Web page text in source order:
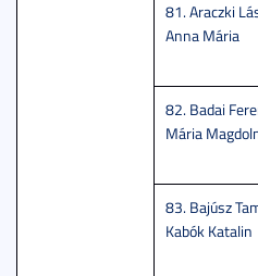
81. Araczki
Anna Mária
82. Badai
Mária
83. Bajúsz
Kabók Katalin